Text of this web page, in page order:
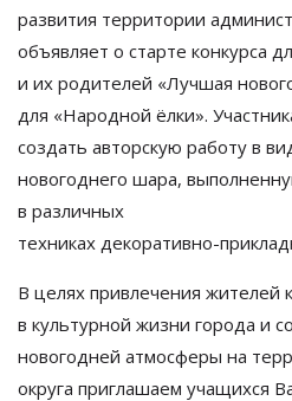
развития территории
объявляет о старте конкурса
и их родителей «Лучшая
для «Народной ёлки».
создать авторскую работу в
новогоднего шара,
в различных
техниках декоративно-
В целях привлечения жителей к
в культурной жизни города и
новогодней атмосферы на
округа приглашаем учащихся